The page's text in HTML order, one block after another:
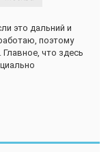
это дальний и
поэтому
что здесь